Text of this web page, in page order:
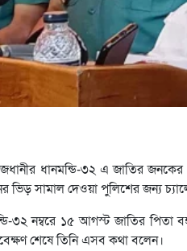
ধানমন্ডি-৩২ এ জাতির জনকের
সামাল দেওয়া পুলিশের জন্য
নম্বরে ১৫ আগস্ট জাতির পিতা
শেষে তিনি এসব কথা বলেন।